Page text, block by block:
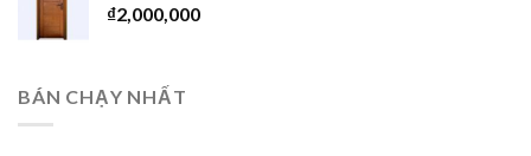
₫2,000,000
BÁN CHẠY NHẤT